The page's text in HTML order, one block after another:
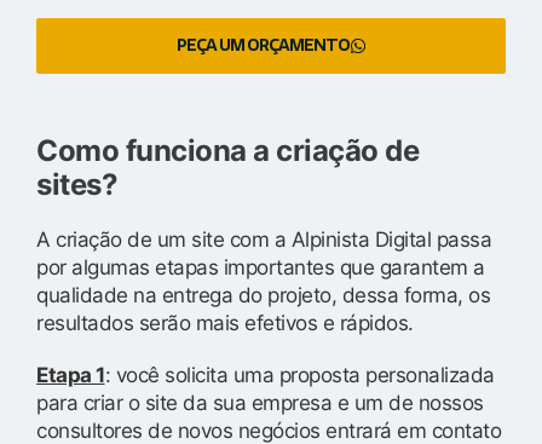
PEÇA UM ORÇAMENTO
Como funciona a criação de
sites?
A criação de um site com a Alpinista Digital passa
por algumas etapas importantes que garantem a
qualidade na entrega do projeto, dessa forma, os
resultados serão mais efetivos e rápidos.
Etapa 1: você solicita uma proposta personalizada
para criar o site da sua empresa e um de nossos
consultores de novos negócios entrará em contato